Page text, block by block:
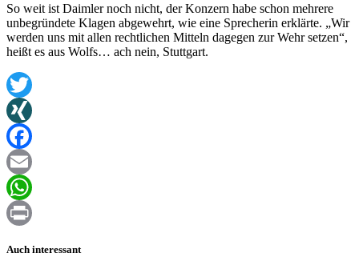
So weit ist Daimler noch nicht, der Konzern habe schon mehrere
unbegründete Klagen abgewehrt, wie eine Sprecherin erklärte. „Wir
werden uns mit allen rechtlichen Mitteln dagegen zur Wehr setzen“,
heißt es aus Wolfs… ach nein, Stuttgart.
Twitter
XING
Facebook
Email
WhatsApp
Auch interessant